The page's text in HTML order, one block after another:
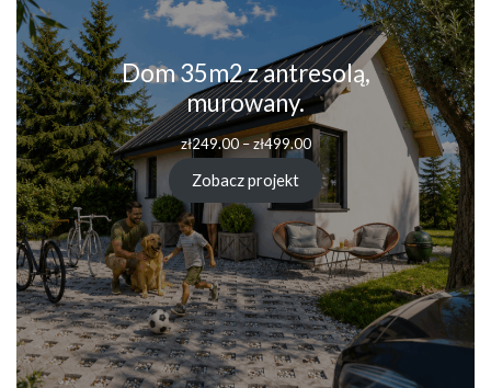
Dom 35m2 z antresolą,
murowany.
zł249.00–zł499.00Zakres
cen:
od
zł249.00
do
zł499.00
Zobacz projekt